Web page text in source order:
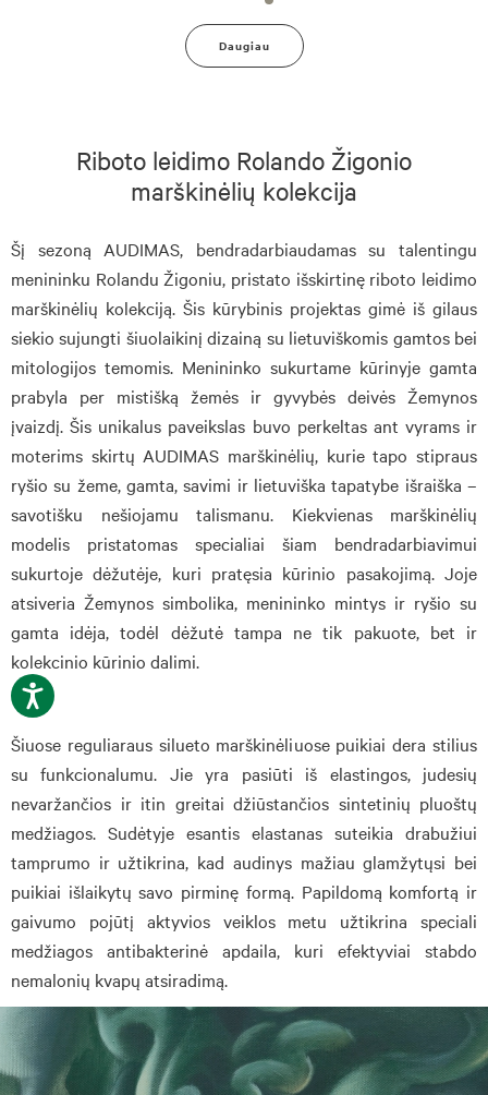
Daugiau
Riboto leidimo Rolando Žigonio
marškinėlių kolekcija
Šį sezoną AUDIMAS, bendradarbiaudamas su talentingu
menininku Rolandu Žigoniu, pristato išskirtinę riboto leidimo
marškinėlių kolekciją. Šis kūrybinis projektas gimė iš gilaus
siekio sujungti šiuolaikinį dizainą su lietuviškomis gamtos bei
mitologijos temomis. Menininko sukurtame kūrinyje gamta
prabyla per mistišką žemės ir gyvybės deivės Žemynos
įvaizdį. Šis unikalus paveikslas buvo perkeltas ant vyrams ir
moterims skirtų AUDIMAS marškinėlių, kurie tapo stipraus
ryšio su žeme, gamta, savimi ir lietuviška tapatybe išraiška –
savotišku nešiojamu talismanu. Kiekvienas marškinėlių
modelis pristatomas specialiai šiam bendradarbiavimui
sukurtoje dėžutėje, kuri pratęsia kūrinio pasakojimą. Joje
atsiveria Žemynos simbolika, menininko mintys ir ryšio su
gamta idėja, todėl dėžutė tampa ne tik pakuote, bet ir
kolekcinio kūrinio dalimi.
Šiuose reguliaraus silueto marškinėliuose puikiai dera stilius
su funkcionalumu. Jie yra pasiūti iš elastingos, judesių
nevaržančios ir itin greitai džiūstančios sintetinių pluoštų
medžiagos. Sudėtyje esantis elastanas suteikia drabužiui
tamprumo ir užtikrina, kad audinys mažiau glamžytųsi bei
puikiai išlaikytų savo pirminę formą. Papildomą komfortą ir
gaivumo pojūtį aktyvios veiklos metu užtikrina speciali
medžiagos antibakterinė apdaila, kuri efektyviai stabdo
nemalonių kvapų atsiradimą.